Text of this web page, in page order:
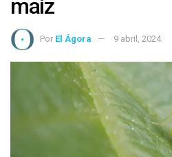
maíz
Por El Ágora 9 abril, 2024